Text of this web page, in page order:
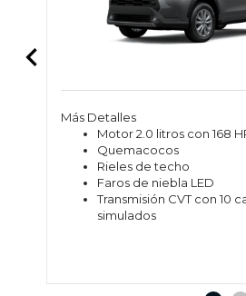
Más Detalles
Motor 2.0 litros con 168
Quemacocos
Rieles de techo
Faros de niebla LED
Transmisión CVT con 10
simulados